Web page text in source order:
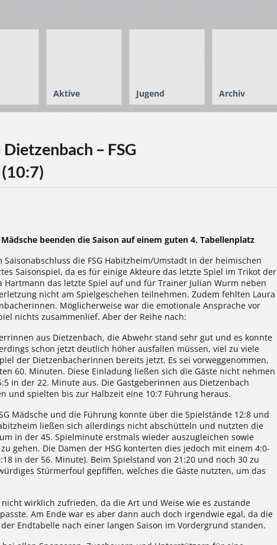
Aktive Jugend Archiv
– FSG
beenden die Saison auf einem guten 4. Tabellenplatz
die FSG Habitzheim/Umstadt in der heimischen
Saisonspiel, da es für einige Akteure das letzte Spiel im Trikot der
Hartmann das letzte Spiel auf und für Trainer Julian Wurm neben
nicht am Spielgeschehen teilnehmen. Zudem fehlten Laura
Möglicherweise war die emotionale Ansprache vor
nichts zusammenlief. Aber der Reihe nach:
aus Dietzenbach, die Abwehr stand sehr gut und es konnte
schon jetzt deutlich höher ausfallen müssen, viel zu viele
der Dietzenbacherinnen bereits jetzt. Es sei vorweggenommen,
60. Minuten. Diese Einladung ließen sich die Gäste nicht nehmen
in der 22. Minute aus. Die Gastgeberinnen aus Dietzenbach
und spielten bis zur Halbzeit eine 10:7 Führung heraus.
Mädsche und die Führung konnte über die Spielstände 12:8 und
ließen sich allerdings nicht abschütteln und nutzten die
in der 45. Spielminute erstmals wieder auszugleichen sowie
gehen. Die Damen der HSG konterten dies jedoch mit einem 4:0-
in der 56. Minute). Beim Spielstand von 21:20 und noch 30 zu
Stürmerfoul gepfiffen, welches die Gäste nutzten, um das
wirklich zufrieden, da die Art und Weise wie es zustande
Am Ende war es aber dann auch doch irgendwie egal, da die
Endtabelle nach einer langen Saison im Vordergrund standen.